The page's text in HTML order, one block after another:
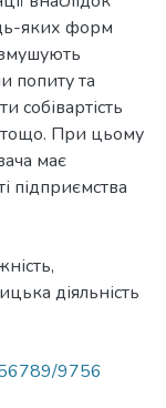
яких форм
попиту та
собівартість
тощо. При цьому
має
підприємства
,
діяльність
9756